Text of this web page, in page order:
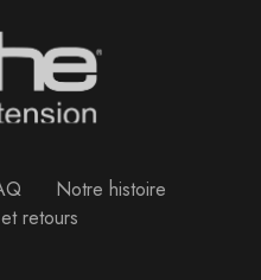
Notre histoire
retours